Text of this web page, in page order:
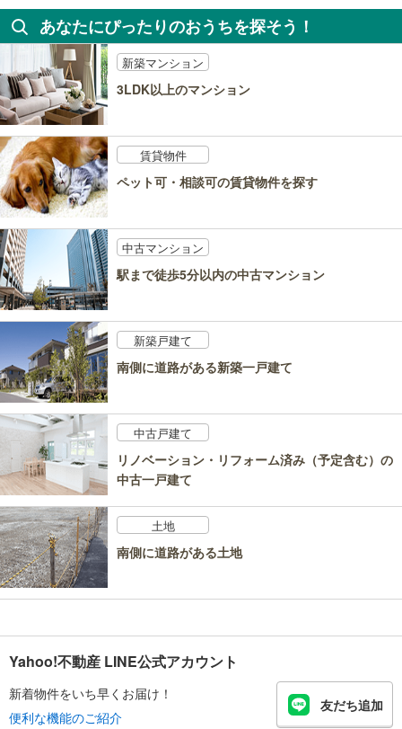
あなたにぴったりのおうちを探そう！
新築マンション
3LDK以上のマンション
賃貸物件
ペット可・相談可の賃貸物件を探す
中古マンション
駅まで徒歩5分以内の中古マンション
新築戸建て
南側に道路がある新築一戸建て
中古戸建て
リノベーション・リフォーム済み（予定含む）の
中古一戸建て
土地
南側に道路がある土地
Yahoo!不動産 LINE公式アカウント
新着物件をいち早くお届け！
便利な機能のご紹介
友だち追加